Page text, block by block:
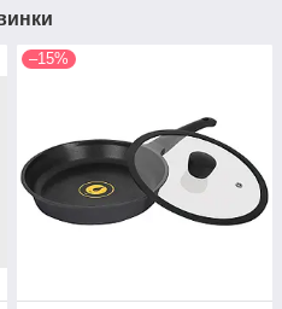
–15%